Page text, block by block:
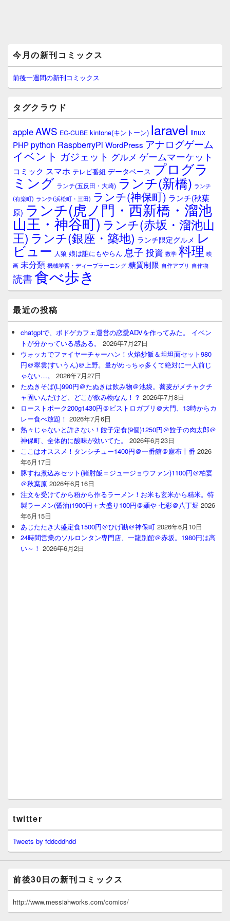
イ
ン
サ
イ
ウ
ィ
ジ
ェ
ア
今月の新刊コミックス
前後一週間の新刊コミックス
タグクラウド
appleAWS EC-CUBE kintone(キントーン) laravel linux
PHPpython RaspberryPi WordPress アナログゲーム
イベント ガジェット グルメ ゲームマーケット
コミック スマホ テレビ番組 データベース プログラ
ミング ランチ(五反田・大崎) ランチ(新橋) ランチ
(有楽町) ランチ(浜松町・三田) ランチ(神保町) ランチ(秋葉
原) ランチ(虎ノ門・西新橋・溜池
山王・神谷町) ランチ(赤坂・溜池山
王) ランチ(銀座・築地) ランチ限定グルメ レ
ビュー 人狼 娘は誰にもやらん 息子 投資 数学 料理 映
画 未分類 機械学習・ディープラーニング 糖質制限 自作アプリ 自作物
読書食べ歩き
最近の投稿
chatgptで、ボドゲカフェ運営の恋愛ADVを作ってみた。 イベン
トが分かっている感ある。
2026年7月27日
ウォッカでファイヤーチャーハン！火焰炒飯＆坦坦面セット980
円＠翠雲(すいうん)＠上野。量がめっちゃ多くて絶対に一人前じ
ゃない…。
2026年7月27日
たぬきそば(L)990円＠たぬきは飲み物＠池袋。蕎麦がメチャクチ
ャ固いんだけど、どこが飲み物なん！？ 2026年7月8日
ローストポーク200g1430円＠ビストロガブリ＠大門、13時からカ
レー食べ放題！ 2026年7月6日
熱々じゃないと許さない！餃子定食(9個)1250円＠餃子の肉太郎＠
神保町、全体的に酸味が効いてた。
2026年6月23日
ここはオススメ！タンシチュー1400円＠一番館＠麻布十番 2026
年6月17日
豚すね煮込みセット(猪肘飯＝ジュージョウファン)1100円＠柏宴
＠秋葉原 2026年6月16日
注文を受けてから粉から作るラーメン！お米も玄米から精米。特
製ラーメン(醤油)1900円＋大盛り100円＠麺や 七彩＠八丁堀 2026
年6月15日
あじたたき大盛定食1500円＠ひげ勘＠神保町 2026年6月10日
24時間営業のソルロンタン専門店、一龍別館＠赤坂。1980円は高
い～！ 2026年6月2日
twitter
Tweets by fddcddhdd
前後30日の新刊コミックス
http://www.messiahworks.com/comics/